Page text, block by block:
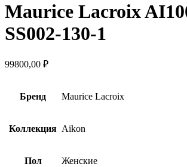
Maurice Lacroix
SS002-130-1
99800,00 ₽
Бренд Maurice Lacroix
Коллекция Aikon
Пол Женские